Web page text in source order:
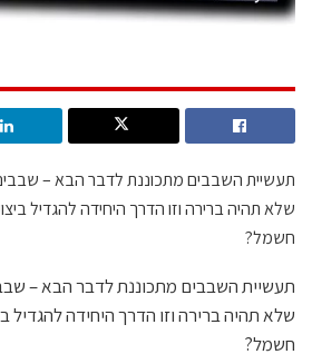
תעשיית השבבים מתכוננת לדבר הבא –
שלא תהיה ברירה וזו הדרך היחידה להגדיל
חשמל?
תעשיית השבבים מתכוננת לדבר הבא –
שלא תהיה ברירה וזו הדרך היחידה להגדיל
חשמל?